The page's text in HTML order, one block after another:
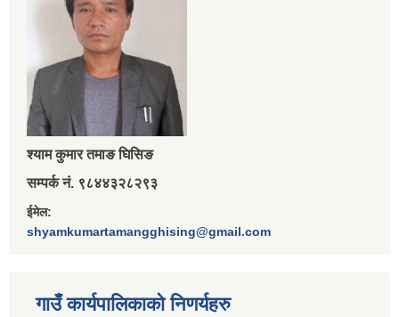
श्‍याम कुमार तमाङ घिसिङ
सम्पर्क नं. ९८४४३२८२९३
ईमेल:
shyamkumartamangghising@gmail.com
गाउँ कार्यपालिकाकाे निणर्यहरु